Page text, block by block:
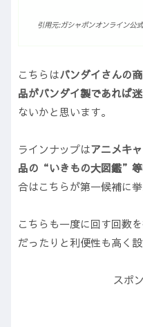
引用元:ガシャポンオンライン公
こちらはバンダイさんの
品がバンダイ製であれば
ないかと思います。
ラインナップはアニメキ
品の“いきもの大図鑑”等
合はこちらが第一候補に
こちらも一度に回す回数
だったりと利便性も高く
スポ